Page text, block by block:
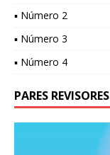
▪ Número 2
▪ Número 3
▪ Número 4
PARES REVISORES